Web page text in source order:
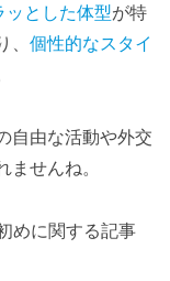
とした体型が特
個性的なスタイ
自由な活動や外交
せんね。
めに関する記事